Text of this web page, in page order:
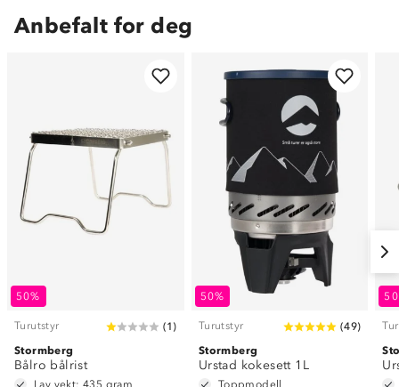
Anbefalt for deg
50%
Turutstyr (1 )
Stormberg
Bålro bålrist
Lav vekt: 435 gram
50%
Turutstyr (49)
Stormberg
Urstad kokesett 1L
Toppmodell